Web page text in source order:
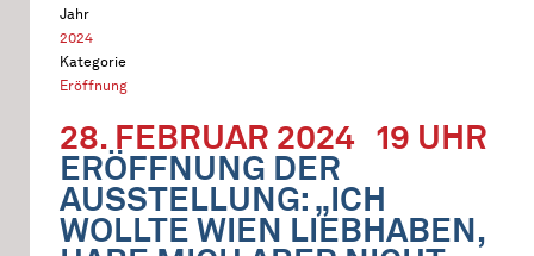
Jahr
2024
Kategorie
Eröffnung
28. FEBRUAR 2024 19 UHR
ERÖFFNUNG DER
AUSSTELLUNG: „ICH
WOLLTE WIEN LIEBHABEN,